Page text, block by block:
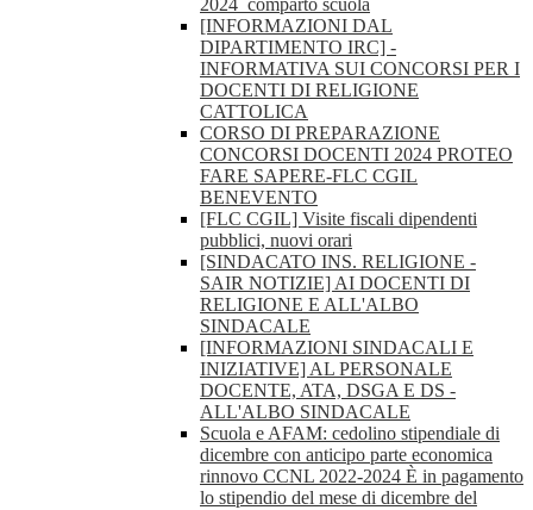
2024_comparto scuola
[INFORMAZIONI DAL
DIPARTIMENTO IRC] -
INFORMATIVA SUI CONCORSI PER I
DOCENTI DI RELIGIONE
CATTOLICA
CORSO DI PREPARAZIONE
CONCORSI DOCENTI 2024 PROTEO
FARE SAPERE-FLC CGIL
BENEVENTO
[FLC CGIL] Visite fiscali dipendenti
pubblici, nuovi orari
[SINDACATO INS. RELIGIONE -
SAIR NOTIZIE] AI DOCENTI DI
RELIGIONE E ALL'ALBO
SINDACALE
[INFORMAZIONI SINDACALI E
INIZIATIVE] AL PERSONALE
DOCENTE, ATA, DSGA E DS -
ALL'ALBO SINDACALE
Scuola e AFAM: cedolino stipendiale di
dicembre con anticipo parte economica
rinnovo CCNL 2022-2024 È in pagamento
lo stipendio del mese di dicembre del